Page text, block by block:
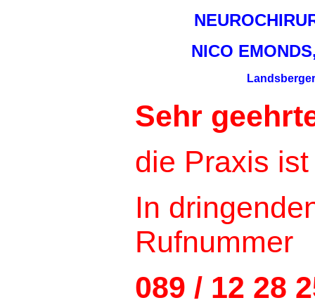
NICO
Sehr
die Praxis
In
Rufnummer
089 / 12 28